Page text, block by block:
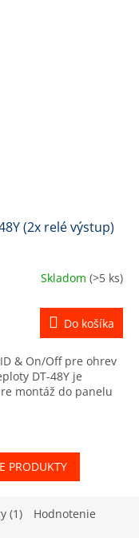
(2x relé výstup)
Skladom (>5 ks)
Do košíka
& On/Off pre ohrev
DT-48Y je
montáž do panelu
PRODUKTY
(1) Hodnotenie